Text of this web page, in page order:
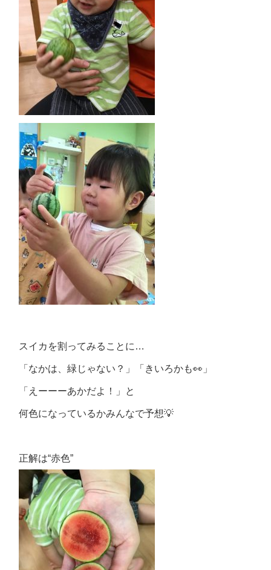
スイカを割ってみることに…
「なかは、緑じゃない？」「きいろかも👀」
「えーーーあかだよ！」と
何色になっているかみんなで予想💡
正解は“赤色”